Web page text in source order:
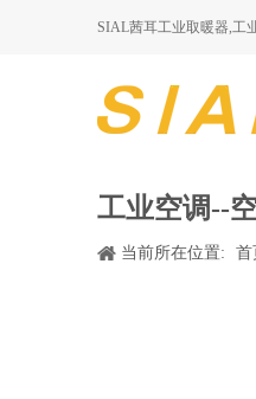
SIAL茜耳工业取暖器,工
工业空调--
当前所在位置: 首